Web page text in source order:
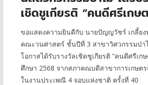
เชิดชูเกียรติ “คนดีศรีเกษ
ขอแสดงความยินดีกับ นายปัญญวัชร์ เกลี้ยง
คณะวนศาสตร์ ชั้นปีที่ 3 สาขาวิศวกรรมป่า
โอกาสได้รับรางวัลเชิดชูเกียรติ “คนดีศรีเก
ศึกษา 2568 จากสภาคณบดีสาขาการเกษตร
ในงานประเพณี 4 จอบแห่งชาติ ครั้งที่ 40